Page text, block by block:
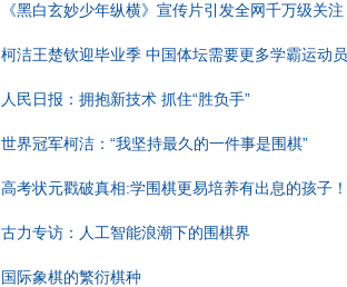
《黑白玄妙少年纵横》宣传片引发全网千万级关注
柯洁王楚钦迎毕业季 中国体坛需要更多学霸运动员
人民日报：拥抱新技术 抓住“胜负手”
世界冠军柯洁：“我坚持最久的一件事是围棋”
高考状元戳破真相:学围棋更易培养有出息的孩子！
古力专访：人工智能浪潮下的围棋界
国际象棋的繁衍棋种